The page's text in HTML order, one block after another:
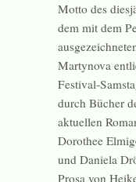
Motto des
dem mit dem
Martynova
Festival-
durch Bücher
aktuellen
Dorothee
und Daniela
Prosa von